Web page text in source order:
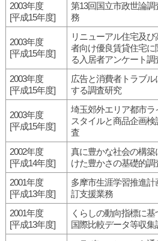
2003年度
[平成15年度]
第13回国立市政世論調
務
2003年度
[平成15年度]
リニューアル住宅及び
者向け優良賃貸住宅に
る入居者アンケート調
2003年度
[平成15年度]
広告と消費者トラブル
する調査研究
2003年度
[平成15年度]
埼玉郊外エリア都市ラ
スタイルと商品企画検
査
2002年度
[平成14年度]
真に豊かな社会の構築
けた豊かさの基礎的調
2001年度
[平成13年度]
多摩市生涯学習推進計
訂支援業務
2001年度
[平成13年度]
くらしの動向指標に基
国際比較データ等収集